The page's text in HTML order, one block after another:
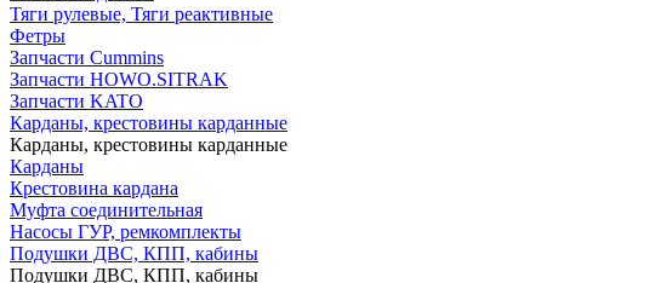
Тяги рулевые, Тяги реактивные
Фетры
Запчасти Cummins
Запчасти HOWO.SITRAK
Запчасти KATO
Карданы, крестовины карданные
Карданы, крестовины карданные
Карданы
Крестовина кардана
Муфта соединительная
Насосы ГУР, ремкомплекты
Подушки ДВС, КПП, кабины
Подушки ДВС, КПП, кабины